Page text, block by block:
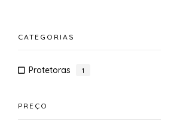
CATEGORIAS
Protetoras 1
PREÇO